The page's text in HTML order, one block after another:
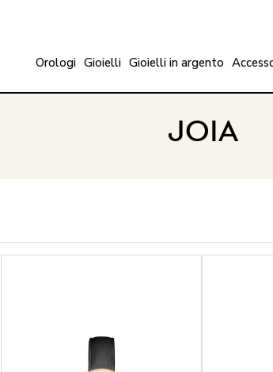
Orologi Gioielli Gioielli in argento
JOIA